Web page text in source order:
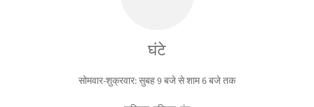
घंटे
सोमवार-शुक्रवार: सुबह 9 बजे से शाम 6 बजे तक